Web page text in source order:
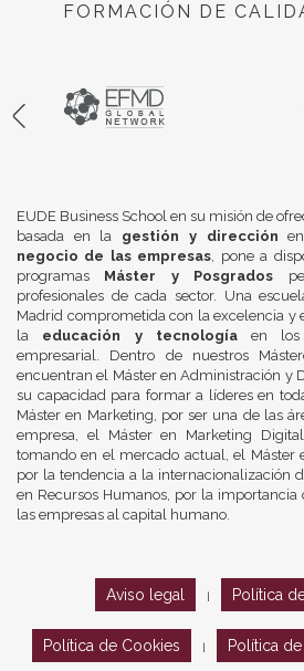
FORMACIÓN DE
EUDE Business School en su misión de
basada en la gestión y dirección
negocio de las empresas, pone a
programas Máster y Posgrados
profesionales de cada sector. Una
Madrid comprometida con la excelencia y
la educación y tecnologíaen los
empresarial. Dentro de nuestros
encuentran el Máster en Administración y
su capacidad para formar a líderes en
Máster en Marketing, por ser una de las
empresa, el Máster en Marketing
tomando en el mercado actual, el Máster
por la tendencia a la internacionalización
en Recursos Humanos, por la importancia
las empresas al capital humano.
Aviso legal Política
Política de Cookies Política